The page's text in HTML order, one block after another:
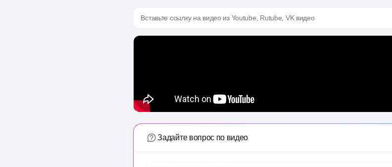
Вставьте ссылку на видео из Youtube, Rutube, VK видео
Задайте вопрос по видео